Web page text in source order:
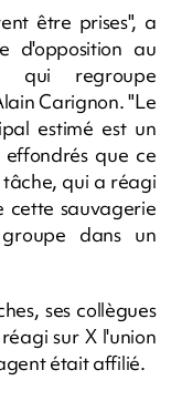
être prises", a
d'opposition au
qui regroupe
Carignon. "Le
estimé est un
effondrés que ce
qui a réagi
cette sauvagerie
dans un
ses collègues
sur X l'union
était affilié.